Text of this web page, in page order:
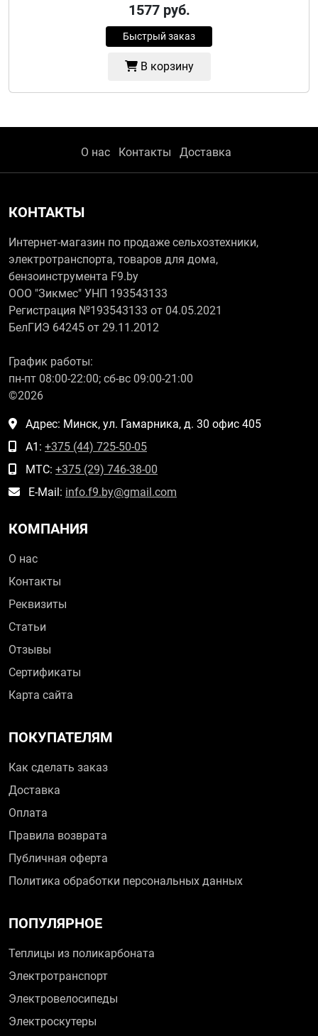
1577руб.
Быстрый заказ
В корзину
О нас Контакты Доставка
КОНТАКТЫ
Интернет-магазин по продаже сельхозтехники,
электротранспорта, товаров для дома,
бензоинструмента F9.by
ООО "Зикмес" УНП 193543133
Регистрация №193543133 от 04.05.2021
БелГИЭ 64245 от 29.11.2012
График работы:
пн-пт 08:00-22:00; сб-вс 09:00-21:00
©2026
Адрес: Минск, ул. Гамарника, д. 30 офис 405
А1: +375 (44) 725-50-05
МТС: +375 (29) 746-38-00
E-Mail: info.f9.by@gmail.com
КОМПАНИЯ
О нас
Контакты
Реквизиты
Статьи
Отзывы
Сертификаты
Карта сайта
ПОКУПАТЕЛЯМ
Как сделать заказ
Доставка
Оплата
Правила возврата
Публичная оферта
Политика обработки персональных данных
ПОПУЛЯРНОЕ
Теплицы из поликарбоната
Электротранспорт
Электровелосипеды
Электроскутеры